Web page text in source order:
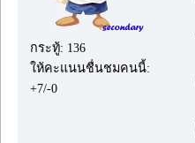
กระทู้: 136
ให้คะแนนชื่นชมคนนี้:
+7/-0